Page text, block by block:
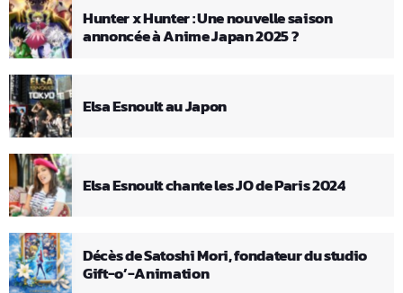
Hunter x Hunter : Une nouvelle saison
annoncée à Anime Japan 2025 ?
Elsa Esnoult au Japon
Elsa Esnoult chante les JO de Paris 2024
Décès de Satoshi Mori, fondateur du studio
Gift-o’-Animation